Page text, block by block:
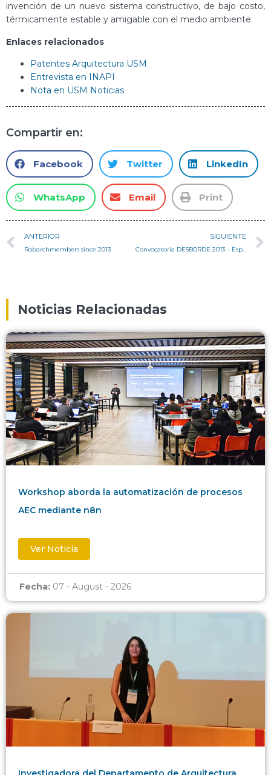
invención de un nuevo sistema constructivo, de bajo costo,
térmicamente estable y amigable con el medio ambiente.
Enlaces relacionados
Patentes Arquitectura USM
Entrevista en INAPI
Nota en USM Noticias
Compartir en:
Facebook Twitter LinkedIn
WhatsApp Email Print
ANTERIOR
Robarchmembers since 2013
SIGUIENTE
Convocatoria DESBORDE 2013 – Espacio Expositivo Muro ARQUSM
Noticias Relacionadas
Workshop aborda la automatización de procesos
AEC mediante n8n
Ver Noticia
Fecha: 07 - August - 2026